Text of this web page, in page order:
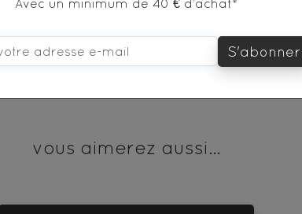
vous aimerez aussi...
Avec un minimum de 40 € d’achat*
S'abonner